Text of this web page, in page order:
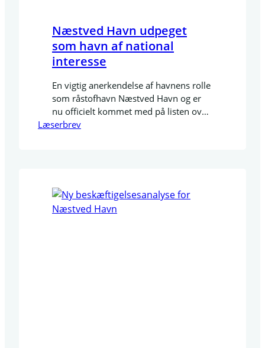
Næstved Havn udpeget
som havn af national
interesse
En vigtig anerkendelse af havnens rolle
som råstofhavn Næstved Havn og er
nu officielt kommet med på listen over
danske havne med nationale
havnen tilbyder. Med denne status
som havn af national interesse bliver
Næstved Havn…
Læserbrev